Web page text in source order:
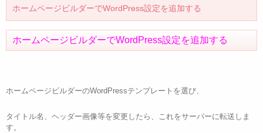
ホームページビルダーでWordPress設定を追加する
ホームページビルダーでWordPress設定を追加する
ホームページビルダーのWordPressテンプレートを選び、
タイトル名、ヘッダー画像等を変更したら、これをサーバーに転送しま
す。